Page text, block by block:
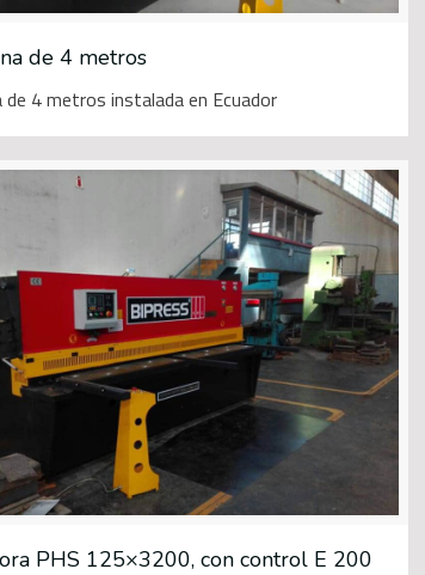
de 4 metros
de 4 metros instalada en Ecuador
PHS 125×3200, con control E 200